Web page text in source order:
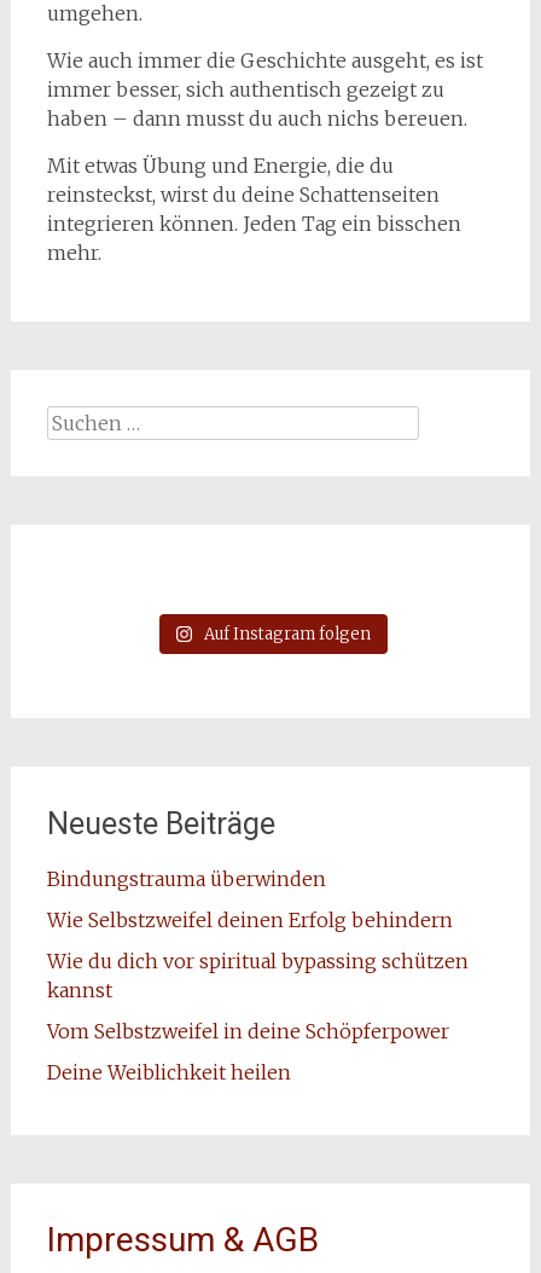
umgehen.
Wie auch immer die Geschichte ausgeht, es ist
immer besser, sich authentisch gezeigt zu
haben – dann musst du auch nichs bereuen.
Mit etwas Übung und Energie, die du
reinsteckst, wirst du deine Schattenseiten
integrieren können. Jeden Tag ein bisschen
mehr.
Suchen
Auf Instagram folgen
Neueste Beiträge
Bindungstrauma überwinden
Wie Selbstzweifel deinen Erfolg behindern
Wie du dich vor spiritual bypassing schützen
kannst
Vom Selbstzweifel in deine Schöpferpower
Deine Weiblichkeit heilen
Impressum & AGB